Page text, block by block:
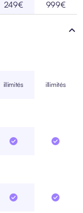
249€ 999€
illimités illimités